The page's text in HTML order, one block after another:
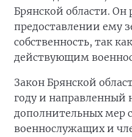
Брянской области. Он
предоставлении ему
собственность, так
действующим
Закон Брянской
году и направленный
дополнительных мер
военнослужащих и